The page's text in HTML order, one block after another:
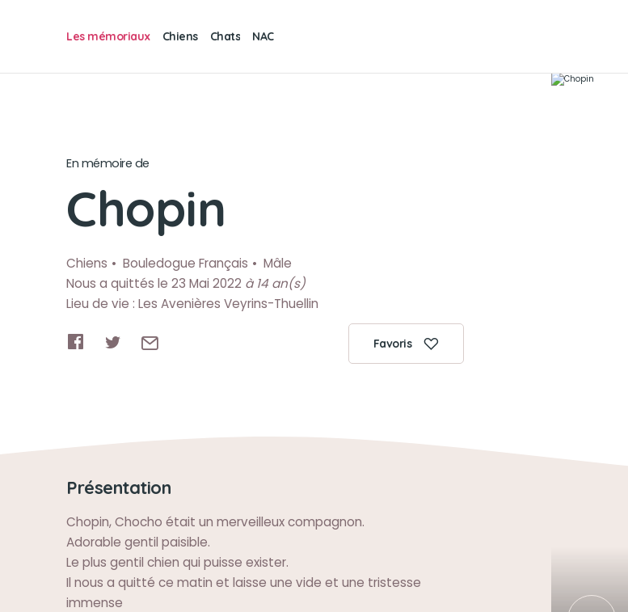
Les mémoriaux Chiens Chats NAC
En mémoire de
Chopin
Chiens Bouledogue Français
Mâle
Nous a quittés le 23 Mai 2022 à 14 an(s)
Lieu de vie : Les Avenières Veyrins-Thuellin
Favoris
Présentation
Chopin, Chocho était un merveilleux compagnon.
Adorable gentil paisible.
Le plus gentil chien qui puisse exister.
Il nous a quitté ce matin et laisse une vide et une tristesse
immense